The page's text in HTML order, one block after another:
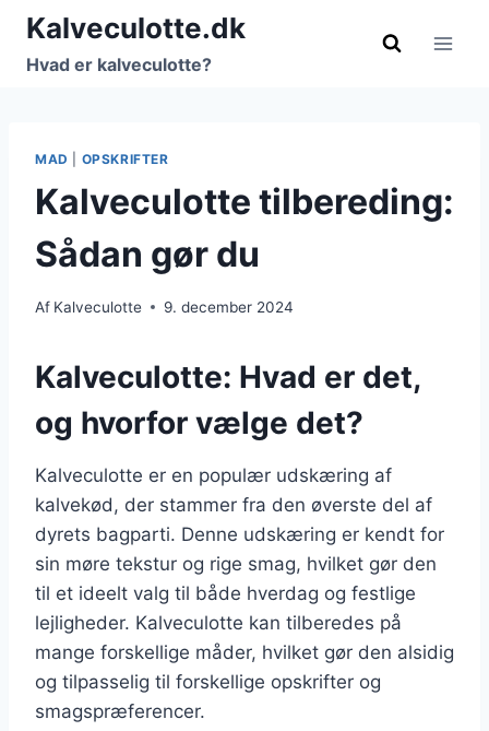
Fortsæt
indhold
Kalveculotte.dk
Hvad er kalveculotte?
MAD OPSKRIFTER
Kalveculotte tilbereding:
Sådan gør du
Af Kalveculotte 9. december 2024
Kalveculotte: Hvad er det,
og hvorfor vælge det?
Kalveculotte er en populær udskæring af
kalvekød, der stammer fra den øverste del af
dyrets bagparti. Denne udskæring er kendt for
sin møre tekstur og rige smag, hvilket gør den
til et ideelt valg til både hverdag og festlige
lejligheder. Kalveculotte kan tilberedes på
mange forskellige måder, hvilket gør den alsidig
og tilpasselig til forskellige opskrifter og
smagspræferencer.